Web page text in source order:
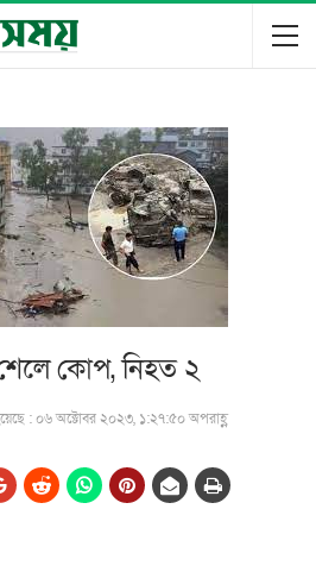
শেলে কোপ, নিহত ২
: ০৬ অক্টোবর ২০২৩, ১:২৭:৫০ অপরাহ্ণ